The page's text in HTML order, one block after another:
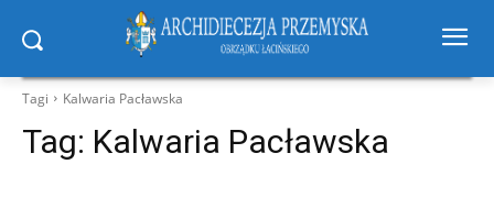
Tagi Kalwaria Pacławska
Tag: Kalwaria Pacławska